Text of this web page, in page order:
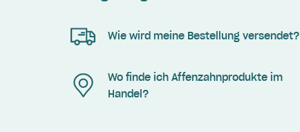
Wie wird meine Bestellung versendet?
Wo finde ich Affenzahnprodukte im
Handel?